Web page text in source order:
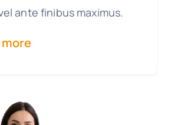
ante finibus maximus.